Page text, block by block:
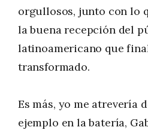
orgullosos, junto con lo
la buena recepción del
latinoamericano que
transformado.
Es más, yo me atrevería
ejemplo en la batería,